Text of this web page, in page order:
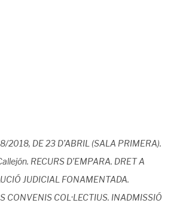
2018, DE 23 D’ABRIL (SALA PRIMERA).
RECURS D’EMPARA. DRET A
JUDICIAL FONAMENTADA.
CONVENIS COL·LECTIUS. INADMISSIÓ